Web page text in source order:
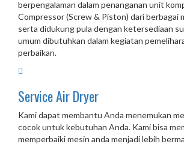
berpengalaman dalam penanganan unit
Compressor (Screw & Piston) dari berbagai
serta didukung pula dengan ketersediaan
umum dibutuhkan dalam kegiatan
perbaikan.
Service Air Dryer
Kami dapat membantu Anda menemukan
cocok untuk kebutuhan Anda. Kami bisa
memperbaiki mesin anda menjadi lebih